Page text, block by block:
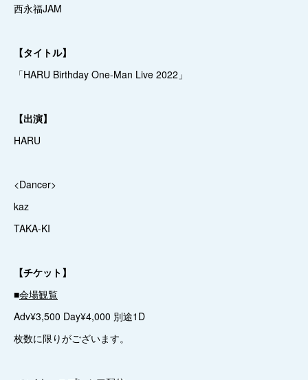
西永福JAM
【タイトル】
「HARU Birthday One-Man Live 2022」
【出演】
HARU
<Dancer>
kaz
TAKA-KI
【チケット】
■会場観覧
Adv¥3,500 Day¥4,000 別途1D
枚数に限りがございます。